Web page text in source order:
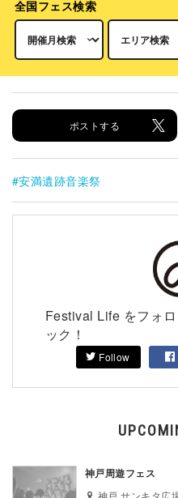
全国フェス検索
ポストする
安満遺跡音楽祭
Festival Life をフォ
ック！
Follow
神戸周遊フェス
神戸 サンキタ広